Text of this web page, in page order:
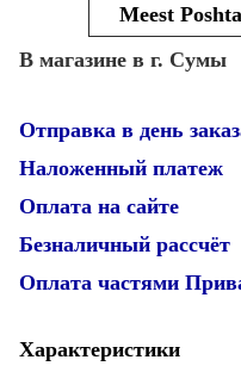
Meest
В магазине в г. Сумы
Отправка в день
Наложенный платеж
Оплата на сайте
Безналичный рассчёт
Оплата частями
Характеристики